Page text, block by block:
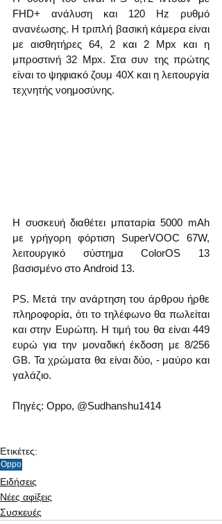
FHD+ ανάλυση και 120 Hz ρυθμό
ανανέωσης. Η τριπλή βασική κάμερα είναι
με αισθητήρες 64, 2 και 2 Mpx και η
μπροστινή 32 Mpx. Στα συν της πρώτης
είναι το ψηφιακό ζουμ 40X και η λειτουργία
τεχνητής νοημοσύνης.
Η συσκευή διαθέτει μπαταρία 5000 mAh
με γρήγορη φόρτιση SuperVOOC 67W,
λειτουργικό σύστημα ColorOS 13
βασισμένο στο Android 13.
PS. Μετά την ανάρτηση του άρθρου ήρθε
πληροφορία, ότι το τηλέφωνο θα πωλείται
και στην Ευρώπη. Η τιμή του θα είναι 449
ευρώ για την μοναδική έκδοση με 8/256
GB. Τα χρώματα θα είναι δύο, - μαύρο και
γαλάζιο.
Πηγές: Oppo, @Sudhanshu1414
Ετικέτες:
Oppo
Ειδήσεις
Νέες αφίξεις
Συσκευές